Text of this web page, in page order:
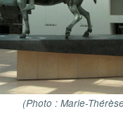
(Photo : Marie-